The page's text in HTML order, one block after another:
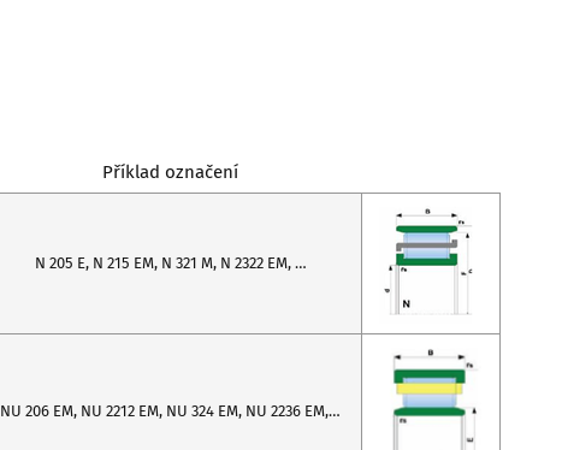
Příklad označení
N 205 E, N 215 EM, N 321 M, N 2322 EM, …
NU 206 EM, NU 2212 EM, NU 324 EM, NU 2236 EM,…